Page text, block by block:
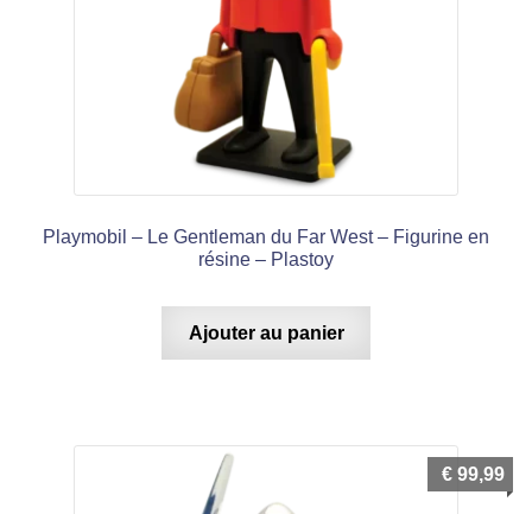
Playmobil – Le Gentleman du Far West – Figurine en
résine – Plastoy
Ajouter au panier
€ 99,99